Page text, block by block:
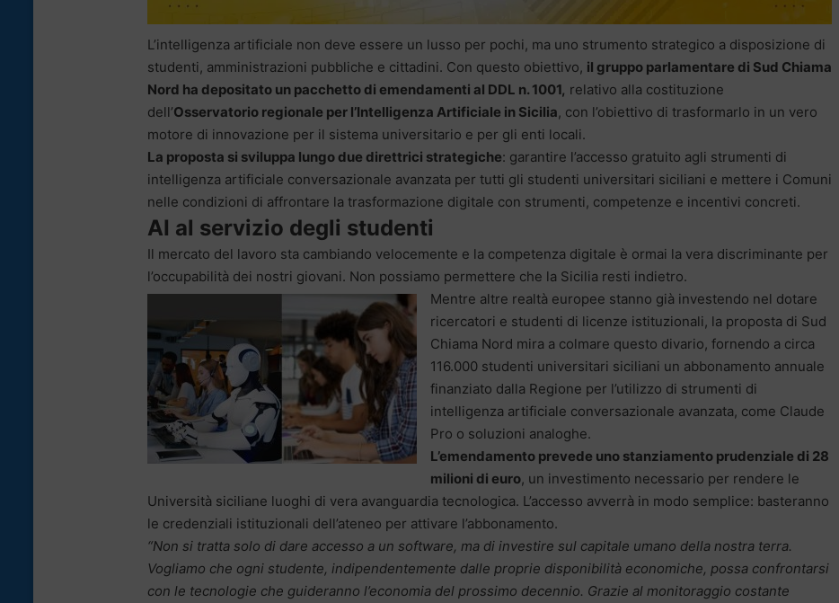
L’intelligenza artificiale non deve essere un lusso per pochi, ma uno strumento strategico a disposizione di
studenti, amministrazioni pubbliche e cittadini. Con questo obiettivo, il gruppo parlamentare di Sud Chiama
Nord ha depositato un pacchetto di emendamenti al DDL n. 1001, relativo alla costituzione
dell’Osservatorio regionale per l’Intelligenza Artificiale in Sicilia, con l’obiettivo di trasformarlo in un vero
motore di innovazione per il sistema universitario e per gli enti locali.
La proposta si sviluppa lungo due direttrici strategiche: garantire l’accesso gratuito agli strumenti di
intelligenza artificiale conversazionale avanzata per tutti gli studenti universitari siciliani e mettere i Comuni
nelle condizioni di affrontare la trasformazione digitale con strumenti, competenze e incentivi concreti.
AI al servizio degli studenti
Il mercato del lavoro sta cambiando velocemente e la competenza digitale è ormai la vera discriminante per
l’occupabilità dei nostri giovani. Non possiamo permettere che la Sicilia resti indietro.
Mentre altre realtà europee stanno già investendo nel dotare
ricercatori e studenti di licenze istituzionali, la proposta di Sud
Chiama Nord mira a colmare questo divario, fornendo a circa
116.000 studenti universitari siciliani un abbonamento annuale
finanziato dalla Regione per l’utilizzo di strumenti di
intelligenza artificiale conversazionale avanzata, come Claude
Pro o soluzioni analoghe.
L’emendamento prevede uno stanziamento prudenziale di 28
milioni di euro, un investimento necessario per rendere le
Università siciliane luoghi di vera avanguardia tecnologica. L’accesso avverrà in modo semplice: basteranno
le credenziali istituzionali dell’ateneo per attivare l’abbonamento.
“Non si tratta solo di dare accesso a un software, ma di investire sul capitale umano della nostra terra.
Vogliamo che ogni studente, indipendentemente dalle proprie disponibilità economiche, possa confrontarsi
con le tecnologie che guideranno l’economia del prossimo decennio. Grazie al monitoraggio costante